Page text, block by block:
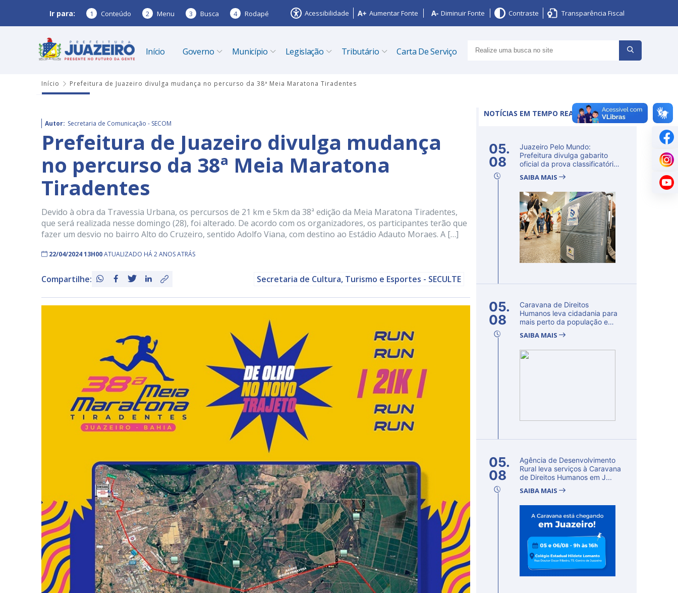
Ir para: 1 Conteúdo 2 Menu 3 Busca 4 Rodapé Acessibilidade Aumentar Fonte Diminuir Fonte Contraste Transparência Fiscal
Início Governo Município Legislação Tributário Carta De Serviço
Início Prefeitura de Juazeiro divulga mudança no percurso da 38ª Meia Maratona Tiradentes
Autor: Secretaria de Comunicação - SECOM
Prefeitura de Juazeiro divulga mudança
no percurso da 38ª Meia Maratona
Tiradentes
Devido à obra da Travessia Urbana, os percursos de 21 km e 5km da 38ª edição da Meia Maratona Tiradentes,
que será realizada nesse domingo (28), foi alterado. De acordo com os organizadores, os participantes terão que
fazer um desvio no bairro Alto do Cruzeiro, sentido Adolfo Viana, com destino ao Estádio Adauto Moraes. A […]
22/04/2024 13H00ATUALIZADO HÁ 2 ANOS ATRÁS
Compartilhe: Secretaria de Cultura, Turismo e Esportes - SECULTE
NOTÍCIAS EM TEMPO REAL
05.
08
Juazeiro Pelo Mundo:
Prefeitura divulga gabarito
oficial da prova classificatória
SAIBA MAIS
05.
08
Caravana de Direitos
Humanos leva cidadania para
mais perto da população e
SAIBA MAIS
05.
08
Agência de Desenvolvimento
Rural leva serviços à Caravana
de Direitos Humanos em J...
SAIBA MAIS